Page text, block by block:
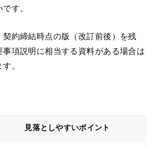
す。
契約締結時点の版（改訂前後）を残
事項説明に相当する資料がある場合は
。
見落としやすいポイント